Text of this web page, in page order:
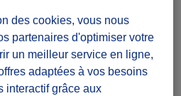
des cookies, vous nous
partenaires d'optimiser votre
un meilleur service en ligne,
adaptées à vos besoins
interactif grâce aux